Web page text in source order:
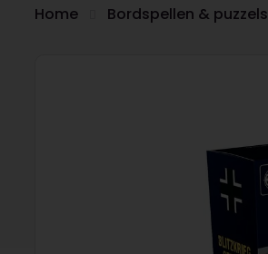
Home Bordspellen & puzzels